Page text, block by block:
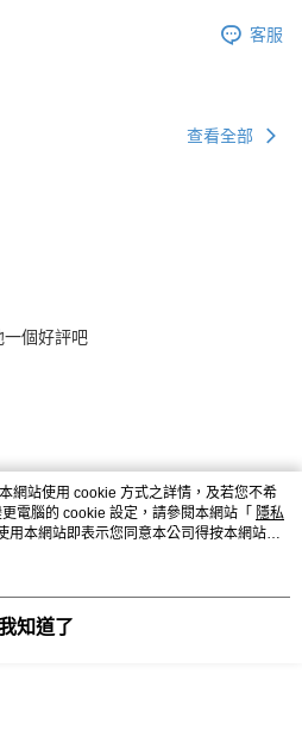
客服
查看全部
個好評吧
網站使用 cookie 方式之詳情，及若您不希
電腦的 cookie 設定，請參閱本網站「 隱私
用本網站即表示您同意本公司得按本網站使
知道了